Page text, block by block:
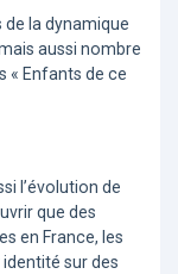
de la dynamique
aussi nombre
« Enfants de ce
l’évolution de
que des
en France, les
sur des